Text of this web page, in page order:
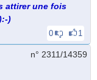
attirer une fois
)
0 1
n° 2311/14359